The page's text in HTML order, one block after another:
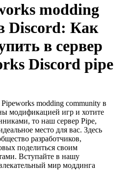
modding
Discord: Как
в сервер
Discord pipe
modding community в
модификацией игр и хотите
то наш сервер Pipe,
место для вас. Здесь
разработчиков,
поделиться своим
Вступайте в нашу
мир моддинга